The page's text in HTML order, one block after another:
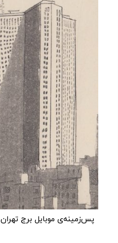
پس‌زمینه‌ی موبایل برج تهران 2